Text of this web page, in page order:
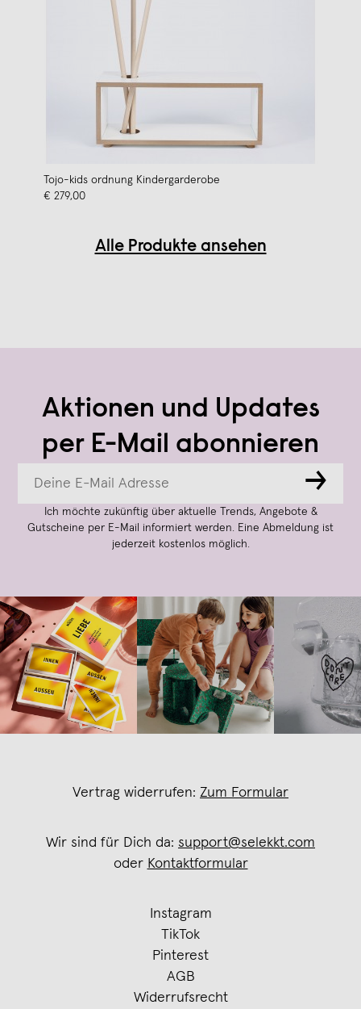
Tojo-kids ordnung Kindergarderobe
€ 279,00
Alle Produkte ansehen
Aktionen und Updates
per E-Mail abonnieren
→
Ich möchte zukünftig über aktuelle Trends, Angebote &
Gutscheine per E-Mail informiert werden. Eine Abmeldung ist
jederzeit kostenlos möglich.
Vertrag widerrufen: Zum Formular
Wir sind für Dich da: support@selekkt.com
oder Kontaktformular
Instagram
TikTok
Pinterest
AGB
Widerrufsrecht